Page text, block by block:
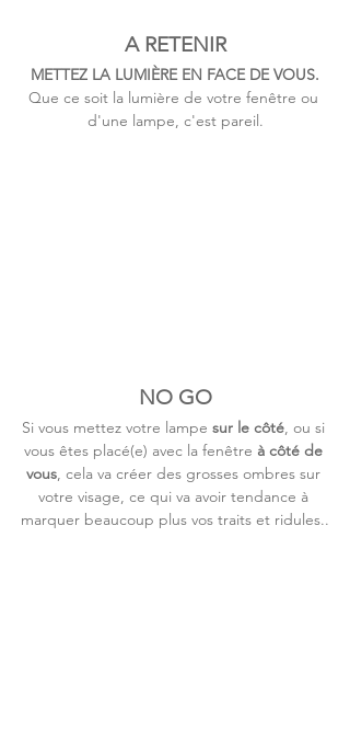
A RETENIR
METTEZ LA LUMIÈRE EN FACE DE VOUS.
Que ce soit la lumière de votre fenêtre ou
d'une lampe, c'est pareil.
NO GO
Si vous mettez votre lampe sur le côté, ou si
vous êtes placé(e) avec la fenêtre à côté de
vous, cela va créer des grosses ombres sur
votre visage, ce qui va avoir tendance à
marquer beaucoup plus vos traits et ridules..